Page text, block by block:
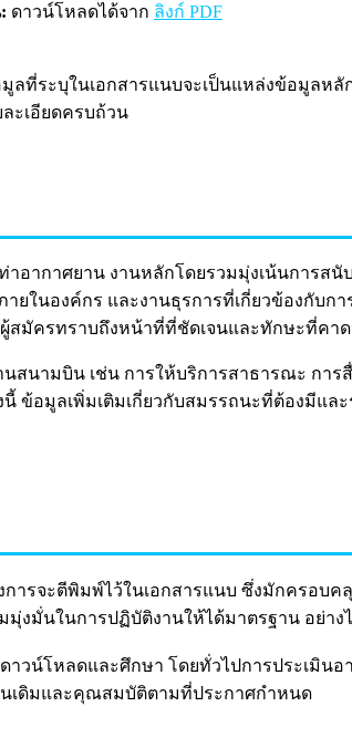
ดาวน์โหลดได้จาก ลิงก์ PDF
ที่ระบุในเอกสารแนบจะเป็นแหล่งข้อมูล
ะเอียดครบถ้วน
ากาศยาน งานหลักโดยรวมมุ่งเน้นการส
ในองค์กร และงานธุรการที่เกี่ยวข้องกับ
สมัครทราบถึงหน้าที่ที่ชัดเจนและทักษะที่คา
นามบิน เช่น การให้บริการสาธารณะ การ
อมูลเพิ่มเติมเกี่ยวกับสมรรถนะที่ต้องมีแล
รจะตีพิมพ์ไว้ในเอกสารแนบ ซึ่งมักครอบค
มั่นในการปฏิบัติงานให้ได้มาตรฐาน อย่าง
าวน์โหลดและศึกษา โดยทั่วไปการประเมิ
เดิมและคุณสมบัติตามที่ประกาศกำหนด